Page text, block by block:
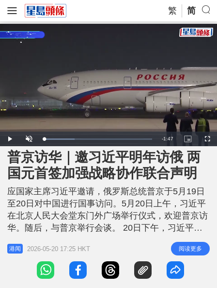
繁 简
P
l
a
y
U
n
u
t
L
o
a
d
e
:
2
8
6
6
%
R
e
m
-1:47
P
i
c
u
r
-
i
-
P
c
t
u
r
e
F
u
普京访华｜邀习近平明年访俄 两
国元首签加强战略协作联合声明
应国家主席习近平邀请，俄罗斯总统普京于5月19日
至20日对中国进行国事访问。5月20日上午，习近平
在北京人民大会堂东门外广场举行仪式，欢迎普京访
华。随后，与普京举行会谈。 20日下午，习近平与
普京共同出席合作文件签字仪式，加强全面战略协
作、深化睦邻友好合作的联合声明，以及共同会见记
者。据新华社，双方发表《中华人民共和国和俄罗斯
联邦关于倡导世界多极化和新型国际关系的联合声
港闻 2026-05-20 17:25 HKT 阅读更多